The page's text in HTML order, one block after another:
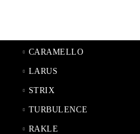
CARAMELLO
LARUS
STRIX
TURBULENCE
RAKLE